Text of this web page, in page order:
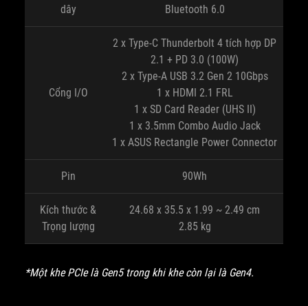
dây
Bluetooth 6.0
Cổng I/O
2 x Type-C Thunderbolt 4 tích hợp DP
2.1 + PD 3.0 (100W)
2 x Type-A USB 3.2 Gen 2 10Gbps
1 x HDMI 2.1 FRL
1 x SD Card Reader (UHS II)
1 x 3.5mm Combo Audio Jack
1 x ASUS Rectangle Power Connector
Pin 90Wh
Kích thước &
Trọng lượng
24.68 x 35.5 x 1.99 ~ 2.49 cm
2.85 kg
*Một khe PCIe là Gen5 trong khi khe còn lại là Gen4.